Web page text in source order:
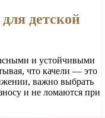
детской
и устойчивыми
что качели — это
важно выбрать
и не ломаются при